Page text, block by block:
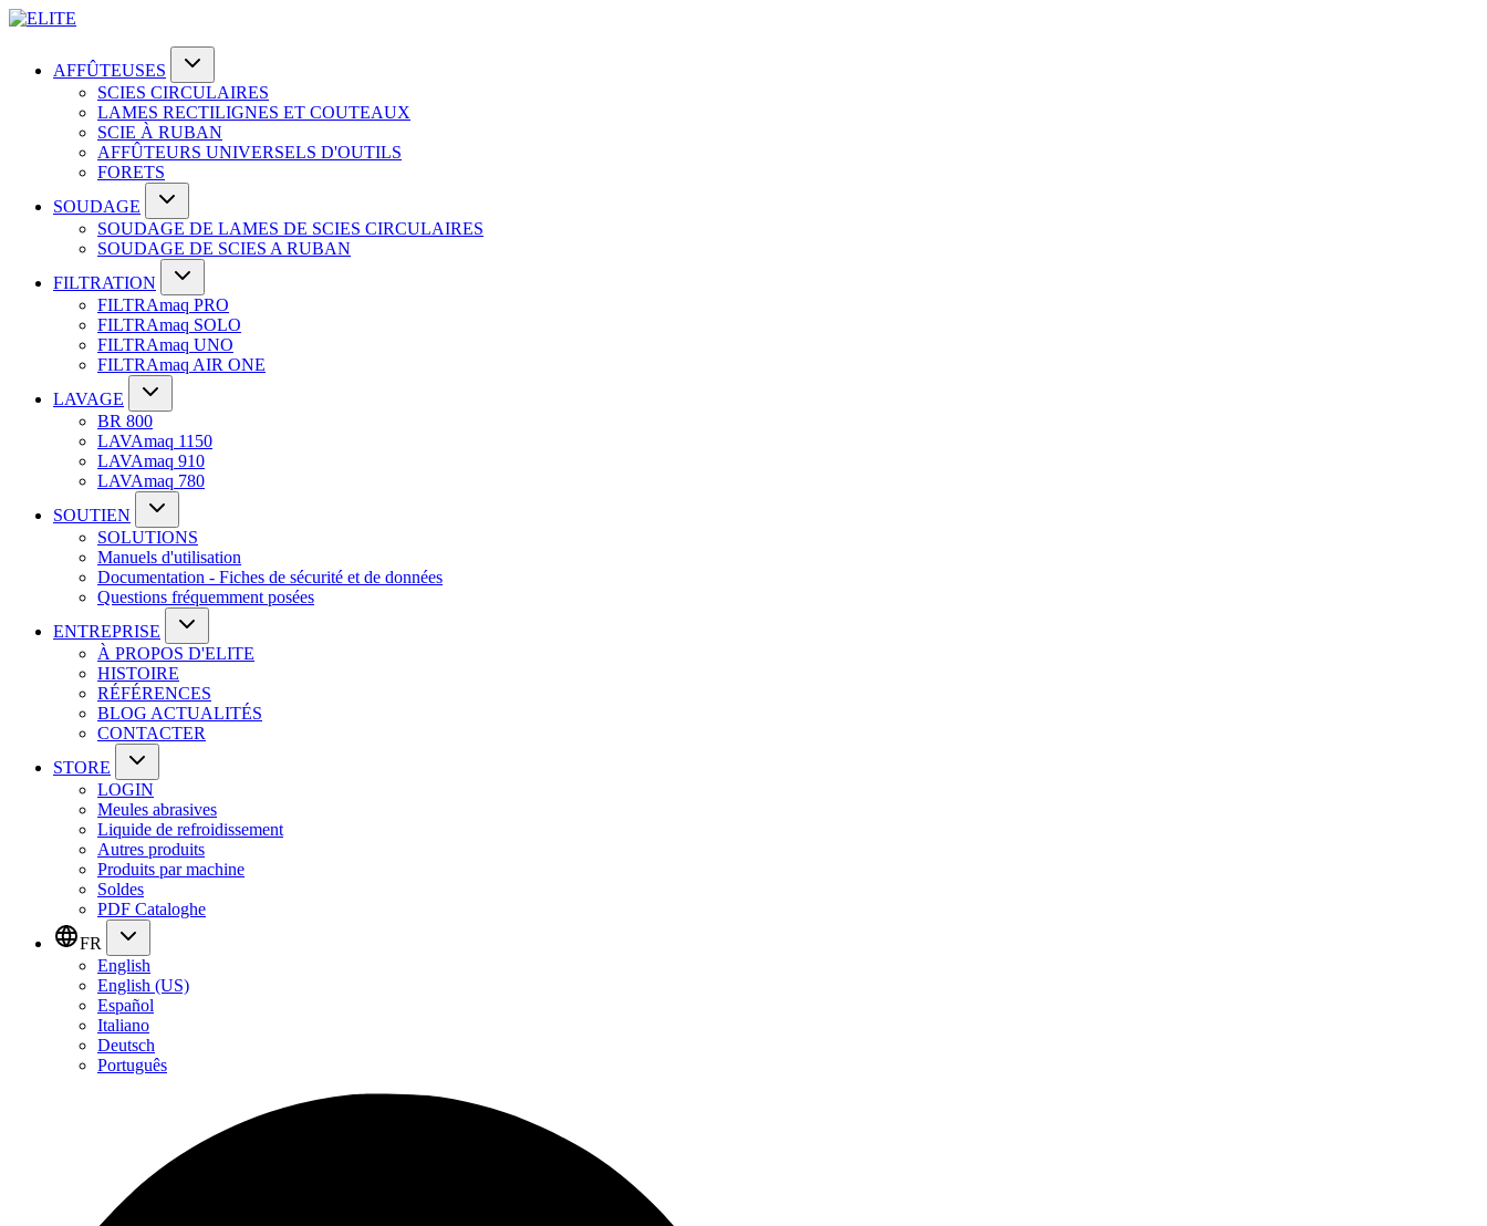
AFFÛTEUSES
SCIES CIRCULAIRES
LAMES RECTILIGNES ET COUTEAUX
SCIE À RUBAN
AFFÛTEURS UNIVERSELS D'OUTILS
FORETS
SOUDAGE
SOUDAGE DE LAMES DE SCIES CIRCULAIRES
SOUDAGE DE SCIES A RUBAN
FILTRATION
FILTRAmaq PRO
FILTRAmaq SOLO
FILTRAmaq UNO
FILTRAmaq AIR ONE
LAVAGE
BR 800
LAVAmaq 1150
LAVAmaq 910
LAVAmaq 780
SOUTIEN
SOLUTIONS
Manuels d'utilisation
Documentation - Fiches de sécurité et de données
Questions fréquemment posées
ENTREPRISE
À PROPOS D'ELITE
HISTOIRE
RÉFÉRENCES
BLOG ACTUALITÉS
CONTACTER
STORE
LOGIN
Meules abrasives
Liquide de refroidissement
Autres produits
Produits par machine
Soldes
PDF Cataloghe
FR
English
English (US)
Español
Italiano
Deutsch
Português